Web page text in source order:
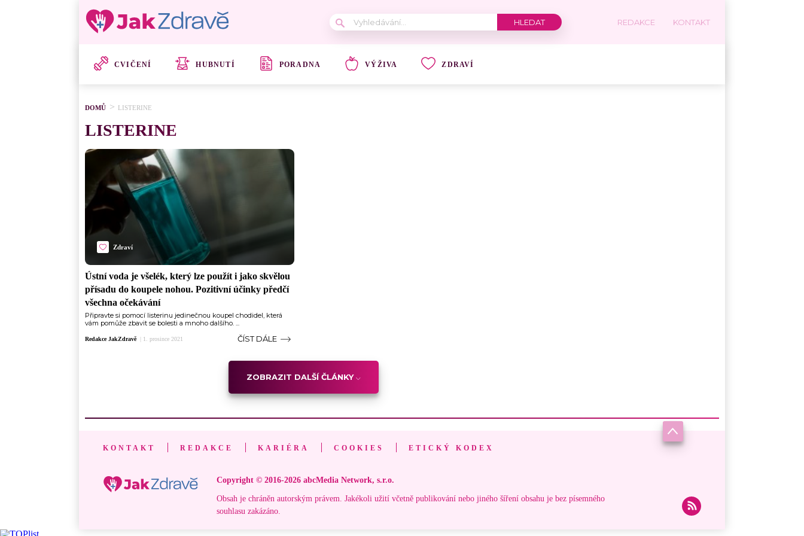
REDAKCE KONTAKT
CVIČENÍ HUBNUTÍ PORADNA VÝŽIVA ZDRAVÍ
DOMŮ LISTERINE
LISTERINE
Zdraví
Ústní voda je všelék, který lze použít i jako skvělou
přísadu do koupele nohou. Pozitivní účinky předčí
všechna očekávání
Připravte si pomocí listerinu jedinečnou koupel chodidel, která
vám pomůže zbavit se bolesti a mnoho dalšího. ...
Redakce JakZdravě 1. prosince 2021 ČÍST DÁLE
ZOBRAZIT DALŠÍ ČLÁNKY
KONTAKT REDAKCE KARIÉRA COOKIES ETICKÝ KODEX
Copyright © 2016-2026 abcMedia Network, s.r.o.
Obsah je chráněn autorským právem. Jakékoli užití včetně publikování nebo jiného šíření obsahu je bez písemného
souhlasu zakázáno.